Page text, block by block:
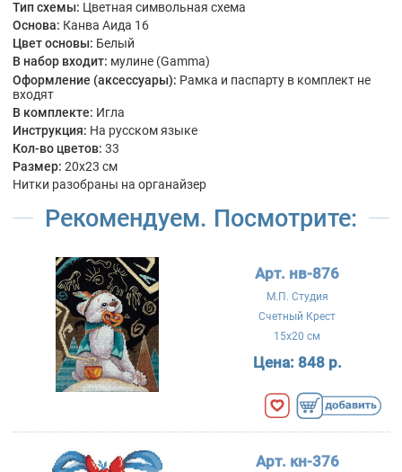
Тип схемы: Цветная символьная схема
Основа: Канва Аида 16
Цвет основы: Белый
В набор входит: мулине (Gamma)
Оформление (аксессуары): Рамка и паспарту в комплект не
входят
В комплекте: Игла
Инструкция: На русском языке
Кол-во цветов: 33
Размер: 20x23 см
Нитки разобраны на органайзер
Рекомендуем. Посмотрите:
Арт. нв-876
М.П. Студия
Счетный Крест
15x20 см
Цена: 848 р.
Арт. кн-376